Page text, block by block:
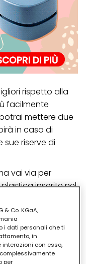
rispetto alla
facilmente
mettere due
in caso di
riserve di
vai via per
inserite nel
l'umidità
di pezzi di
& Co. KGaA,
i dati personali che ti
in
con esso,
per